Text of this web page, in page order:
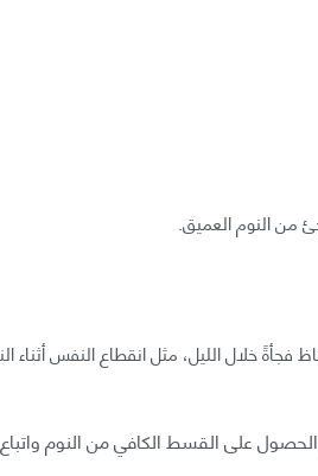
من النوم العميق.
خلال الليل، مثل انقطاع النفس أثناء
على القسط الكافي من النوم